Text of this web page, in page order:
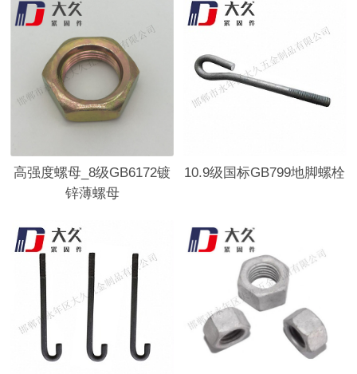
高强度螺母_8级GB6172镀
锌薄螺母
10.9级国标GB799地脚螺栓